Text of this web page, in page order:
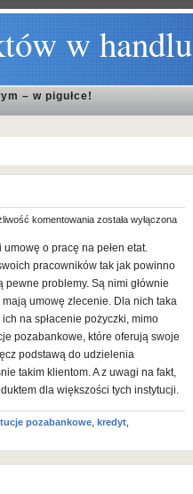
w handlu
– w pigułce!
komentowania Umowa
pracę
a
pożyczka
została wyłączona
o pracę na pełen etat.
pracowników tak jak powinno
problemy. Są nimi głównie
umowę zlecenie. Dla nich taka
na spłacenie pożyczki, mimo
pozabankowe, które oferują swoje
podstawą do udzielenia
takim klientom. A z uwagi na fakt,
dla większości tych instytucji.
pozabankowe kredyt